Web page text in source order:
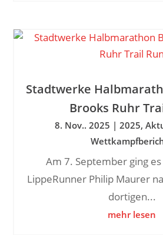
Stadtwerke
Brooks Ruhr
8. Nov.. 2025 | 2025,
Am 7. September ging
LippeRunner Philip Maurer
dortigen...
mehr lesen